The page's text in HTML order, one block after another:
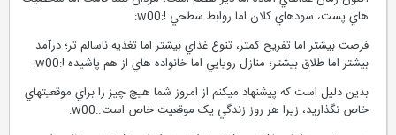
هاي پست، سودهاي کلان اما روابط سطحي !:w00:
فرصت بيشتر اما تفريح کمتر، تنوع غذاي بيشتر اما تغذيه ناسالم تر؛ درآمد
بيشتر اما طلاق بيشتر؛ منازل رويايي اما خانواده هاي از هم پاشيده !:w00:
بدين دليل است که پيشنهاد ميکنم از امروز شما هيچ چيز را براي موقعيتهاي
خاص نگذاريد، زيرا هر روز زندگي يک موقعيت خاص است.:w00: